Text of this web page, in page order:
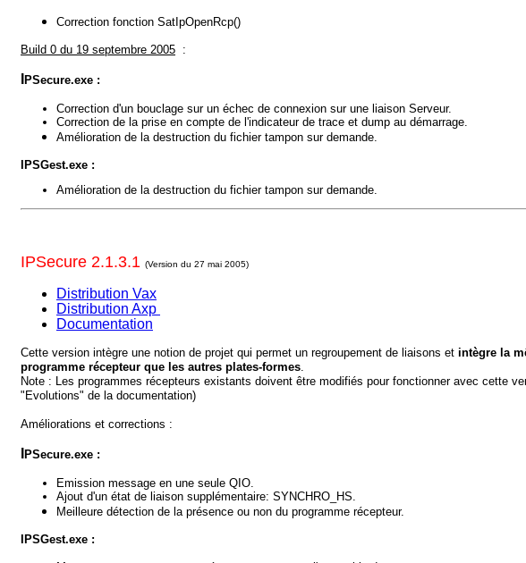
Correction fonction SatIpOpenRcp()
Build 0 du 19 septembre 2005 :
PSecure.exe :
Correction d'un bouclage sur un échec de connexion sur une liaison Serveur.
Correction de la prise en compte de l'indicateur de trace et dump au démarrage.
Amélioration de la destruction du fichier tampon sur demande.
IPSGest.exe :
Amélioration de la destruction du fichier tampon sur demande.
IPSecure 2.1.3.1 (Version du 27 mai 2005)
Distribution Vax
Distribution Axp
Documentation
Cette version intègre une notion de projet qui permet un regroupement de liaisons et intègre la
programme récepteur que les autres plates-formes.
Note : Les programmes récepteurs existants doivent être modifiés pour fonctionner avec cette
"Evolutions" de la documentation)
Améliorations et corrections :
PSecure.exe :
Emission message en une seule QIO.
Ajout d'un état de liaison supplémentaire: SYNCHRO_HS.
Meilleure détection de la présence ou non du programme récepteur.
IPSGest.exe :